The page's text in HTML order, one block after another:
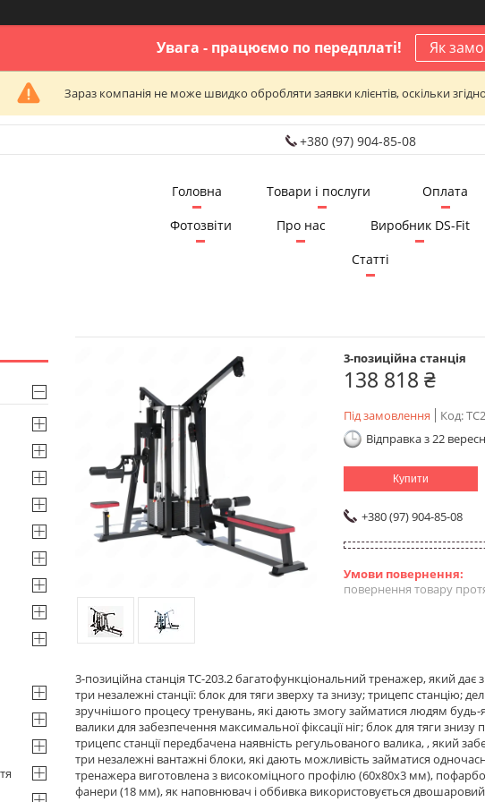
Увага - працюємо по передплаті! Як
Зараз компанія не може швидко обробляти заявки клієнтів, оскільки
+380 (97) 904-85-08
Головна Товари і послуги Оплата
Фотозвіти
Про нас Виробник DS-Fit
Статті
3-позиційна станція
138 818 ₴
Під замовлення Код:
Відправка з 22
Купити
+380 (97) 904-85-08
повернення товару
3-позиційна станція ТС-203.2 багатофункціональний тренажер, який
три незалежні станції: блок для тяги зверху та знизу; трицепс станцію;
зручнішого процесу тренувань, які дають змогу займатися людям будь-
валики для забезпечення максимальної фіксації ніг; блок для тяги
трицепс станції передбачена наявність регульованого валика, , який
три незалежні вантажні блоки, які дають можливість займатися
тренажера виготовлена з високоміцного профілю (60х80х3 мм),
фанери (18 мм), як наповнювач і оббивка використовується двошаровий